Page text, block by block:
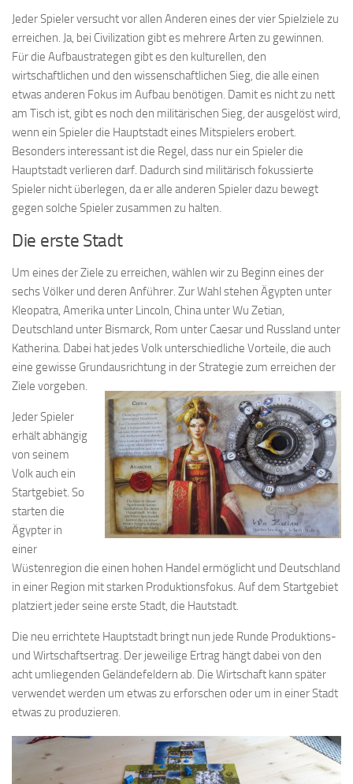
Jeder Spieler versucht vor allen Anderen eines der vier Spielziele zu
erreichen. Ja, bei Civilization gibt es mehrere Arten zu gewinnen.
Für die Aufbaustrategen gibt es den kulturellen, den
wirtschaftlichen und den wissenschaftlichen Sieg, die alle einen
etwas anderen Fokus im Aufbau benötigen. Damit es nicht zu nett
am Tisch ist, gibt es noch den militärischen Sieg, der ausgelöst wird,
wenn ein Spieler die Hauptstadt eines Mitspielers erobert.
Besonders interessant ist die Regel, dass nur ein Spieler die
Hauptstadt verlieren darf. Dadurch sind militärisch fokussierte
Spieler nicht überlegen, da er alle anderen Spieler dazu bewegt
gegen solche Spieler zusammen zu halten.
Die erste Stadt
Um eines der Ziele zu erreichen, wählen wir zu Beginn eines der
sechs Völker und deren Anführer. Zur Wahl stehen Ägypten unter
Kleopatra, Amerika unter Lincoln, China unter Wu Zetian,
Deutschland unter Bismarck, Rom unter Caesar und Russland unter
Katherina. Dabei hat jedes Volk unterschiedliche Vorteile, die auch
eine gewisse Grundausrichtung in der Strategie zum erreichen der
Ziele vorgeben.
Jeder Spieler
erhält abhängig
von seinem
Volk auch ein
Startgebiet. So
starten die
Ägypter in
einer
Wüstenregion die einen hohen Handel ermöglicht und Deutschland
in einer Region mit starken Produktionsfokus. Auf dem Startgebiet
platziert jeder seine erste Stadt, die Hautstadt.
Die neu errichtete Hauptstadt bringt nun jede Runde Produktions-
und Wirtschaftsertrag. Der jeweilige Ertrag hängt dabei von den
acht umliegenden Geländefeldern ab. Die Wirtschaft kann später
verwendet werden um etwas zu erforschen oder um in einer Stadt
etwas zu produzieren.